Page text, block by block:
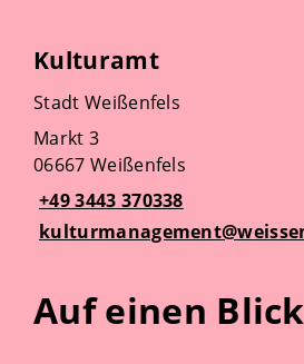
Kulturamt
Stadt Weißenfels
Markt 3
06667 Weißenfels
+49 3443 370338
Auf einen Blick